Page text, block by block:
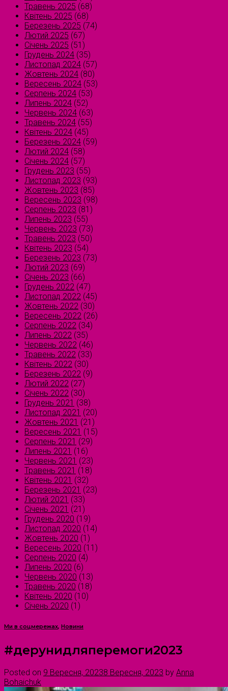
Травень 2025 (68)
Квітень 2025 (68)
Березень 2025 (74)
Лютий 2025 (67)
Січень 2025 (51)
Грудень 2024 (35)
Листопад 2024 (57)
Жовтень 2024 (80)
Вересень 2024 (53)
Серпень 2024 (53)
Липень 2024 (52)
Червень 2024 (63)
Травень 2024 (55)
Квітень 2024 (45)
Березень 2024 (59)
Лютий 2024 (58)
Січень 2024 (57)
Грудень 2023 (55)
Листопад 2023 (93)
Жовтень 2023 (85)
Вересень 2023 (98)
Серпень 2023 (81)
Липень 2023 (55)
Червень 2023 (73)
Травень 2023 (50)
Квітень 2023 (54)
Березень 2023 (73)
Лютий 2023 (69)
Січень 2023 (66)
Грудень 2022 (47)
Листопад 2022 (45)
Жовтень 2022 (30)
Вересень 2022 (26)
Серпень 2022 (34)
Липень 2022 (35)
Червень 2022 (46)
Травень 2022 (33)
Квітень 2022 (30)
Березень 2022 (9)
Лютий 2022 (27)
Січень 2022 (30)
Грудень 2021 (38)
Листопад 2021 (20)
Жовтень 2021 (21)
Вересень 2021 (15)
Серпень 2021 (29)
Липень 2021 (16)
Червень 2021 (23)
Травень 2021 (18)
Квітень 2021 (32)
Березень 2021 (23)
Лютий 2021 (33)
Січень 2021 (21)
Грудень 2020 (19)
Листопад 2020 (14)
Жовтень 2020 (1)
Вересень 2020 (11)
Серпень 2020 (4)
Липень 2020 (6)
Червень 2020 (13)
Травень 2020 (18)
Квітень 2020 (10)
Січень 2020 (1)
Ми в соцмережах, Новини
#дерунидляперемоги2023
Posted on 9 Вересня, 20238 Вересня, 2023 by Anna
Bohaichuk